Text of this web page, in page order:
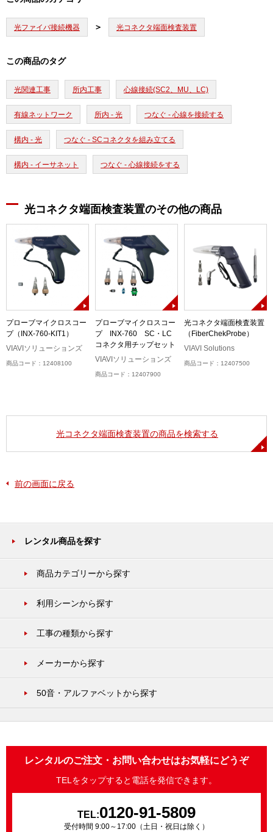
光ファイバ接続機器 光コネクタ端面検査装置
この商品のタグ
光関連工事 所内工事 心線接続(SC2、MU、LC)
有線ネットワーク 所内 - 光 つなぐ - 心線を接続する
構内 - 光 つなぐ - SCコネクタを組み立てる
構内 - イーサネット つなぐ - 心線接続をする
光コネクタ端面検査装置のその他の商品
プローブマイクロスコー
プ（INX-760-KIT1）
VIAVIソリューションズ
商品コード：12408100
プローブマイクロスコー
プ INX-760 SC・LC
コネクタ用チップセット
VIAVIソリューションズ
商品コード：12407900
光コネクタ端面検査装置
（FiberChekProbe）
VIAVI Solutions
商品コード：12407500
光コネクタ端面検査装置の商品を検索する
前の画面に戻る
レンタル商品を探す
商品カテゴリーから探す
利用シーンから探す
工事の種類から探す
メーカーから探す
50音・アルファベットから探す
レンタルのご注文・お問い合わせはお気軽にどうぞ
TELをタップすると電話を発信できます。
TEL:0120-91-5809
受付時間 9:00～17:00（土日・祝日は除く）